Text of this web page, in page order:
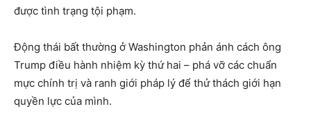
được tình trạng tội phạm.
Động thái bất thường ở Washington phản ánh cách ông
Trump điều hành nhiệm kỳ thứ hai – phá vỡ các chuẩn
mực chính trị và ranh giới pháp lý để thử thách giới hạn
quyền lực của mình.